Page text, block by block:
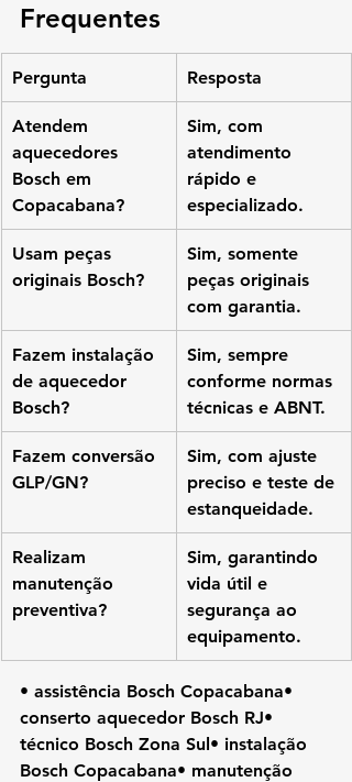
Frequentes
Pergunta Resposta
Atendem
aquecedores
Bosch em
Copacabana?
Sim, com
atendimento
rápido e
especializado.
Usam peças
originais Bosch?
Sim, somente
peças originais
com garantia.
Fazem instalação
de aquecedor
Bosch?
Sim, sempre
conforme normas
técnicas e ABNT.
Fazem conversão
GLP/GN?
Sim, com ajuste
preciso e teste de
estanqueidade.
Realizam
manutenção
preventiva?
Sim, garantindo
vida útil e
segurança ao
equipamento.
• assistência Bosch Copacabana•
conserto aquecedor Bosch RJ•
técnico Bosch Zona Sul• instalação
Bosch Copacabana• manutenção